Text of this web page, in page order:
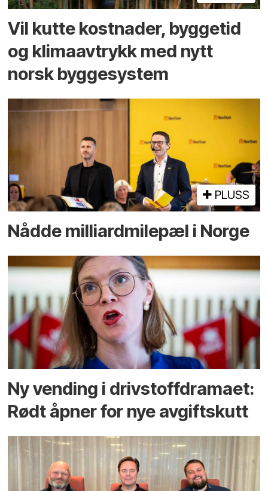
Vil kutte kostnader, byggetid
og klima­avtrykk med nytt
norsk bygge­system
PLUSS
Nådde milliard­­milepæl i Norge
Ny vending i drivstoffdramaet:
Rødt åpner for nye avgiftskutt